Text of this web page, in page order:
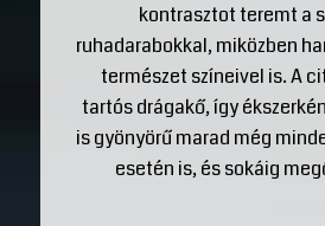
kontrasztot teremt a
ruhadarabokkal, miközben
természet színeivel is. A
tartós drágakő, így
is gyönyörű marad még
esetén is, és sokáig